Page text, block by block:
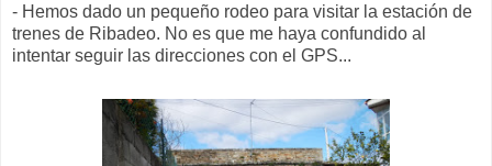
- Hemos dado un pequeño rodeo para visitar la estación de
trenes de Ribadeo. No es que me haya confundido al
intentar seguir las direcciones con el GPS...